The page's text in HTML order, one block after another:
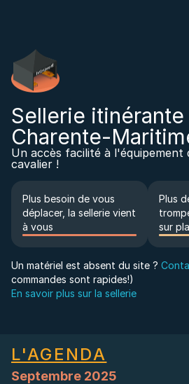
Sellerie
Charente-
Un accès facilité à l'équipement
cavalier !
Plus besoin de vous
déplacer, la sellerie vient
à vous
Plus
sur
Un matériel est absent du site ?
commandes sont rapides!)
En savoir plus sur la sellerie
L'AGENDA
Septembre 2025